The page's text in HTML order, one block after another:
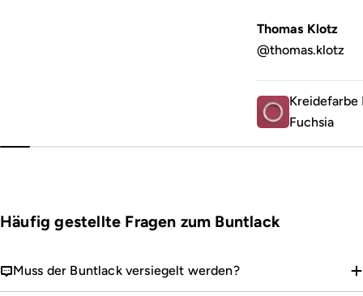
Thomas Klotz
@thomas.klotz
Kreidefarbe
Fuchsia
Häufig gestellte Fragen zum Buntlack
Muss der Buntlack versiegelt werden?